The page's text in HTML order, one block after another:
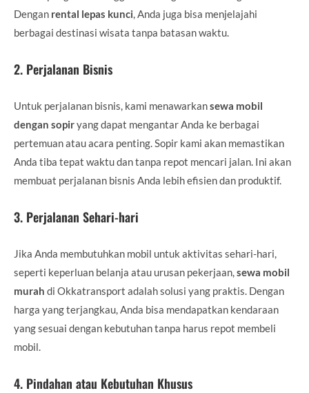
Dengan rental lepas kunci , Anda juga bisa menjelajahi
berbagai destinasi wisata tanpa batasan waktu.
2. Perjalanan Bisnis
Untuk perjalanan bisnis, kami menawarkansewa mobil
dengan sopiryang dapat mengantar Anda ke berbagai
pertemuan atau acara penting. Sopir kami akan memastikan
Anda tiba tepat waktu dan tanpa repot mencari jalan. Ini akan
membuat perjalanan bisnis Anda lebih efisien dan produktif.
3. Perjalanan Sehari-hari
Jika Anda membutuhkan mobil untuk aktivitas sehari-hari,
seperti keperluan belanja atau urusan pekerjaan, sewa mobil
murah di Okkatransport adalah solusi yang praktis. Dengan
harga yang terjangkau, Anda bisa mendapatkan kendaraan
yang sesuai dengan kebutuhan tanpa harus repot membeli
mobil.
4. Pindahan atau Kebutuhan Khusus